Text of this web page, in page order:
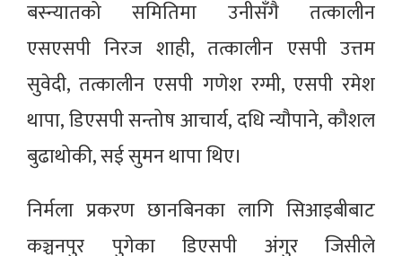
बस्न्यातको समितिमा उनीसँगै तत्कालीन
एसएसपी निरज शाही, तत्कालीन एसपी उत्तम
सुवेदी, तत्कालीन एसपी गणेश रग्मी, एसपी रमेश
थापा, डिएसपी सन्तोष आचार्य, दधि न्यौपाने, कौशल
बुढाथोकी, सई सुमन थापा थिए।
निर्मला प्रकरण छानबिनका लागि सिआइबीबाट
कञ्चनपुर पुगेका डिएसपी अंगुर जिसीले